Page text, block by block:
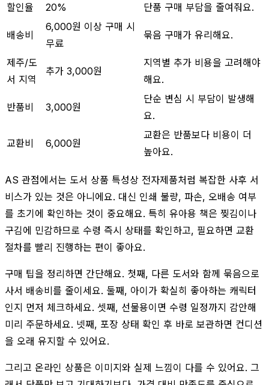
할인율
20% 단품 구매 부담을 줄여줘요.
배송비
6,000원 이상 구매 시
무료
묶음 구매가 유리해요.
제주/도
서 지역
추가 3,000원
지역별 추가 비용을 고려해야
해요.
반품비 3,000원
단순 변심 시 부담이 발생해
요.
교환비 6,000원
교환은 반품보다 비용이 더
높아요.
AS 관점에서는 도서 상품 특성상 전자제품처럼 복잡한 사후 서
비스가 있는 것은 아니에요. 대신 인쇄 불량, 파손, 오배송 여부
를 초기에 확인하는 것이 중요해요. 특히 유아용 책은 찢김이나
구김에 민감하므로 수령 즉시 상태를 확인하고, 필요하면 교환
절차를 빨리 진행하는 편이 좋아요.
구매 팁을 정리하면 간단해요. 첫째, 다른 도서와 함께 묶음으로
사서 배송비를 줄이세요. 둘째, 아이가 확실히 좋아하는 캐릭터
인지 먼저 체크하세요. 셋째, 선물용이면 수령 일정까지 감안해
미리 주문하세요. 넷째, 포장 상태 확인 후 바로 보관하면 컨디션
을 오래 유지할 수 있어요.
그리고 온라인 상품은 이미지와 실제 느낌이 다를 수 있어요. 그